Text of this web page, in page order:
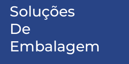
Soluções
De
Embalagem